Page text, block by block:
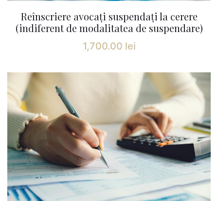
Reînscriere avocați suspendați la cerere
(indiferent de modalitatea de suspendare)
1,700.00 lei